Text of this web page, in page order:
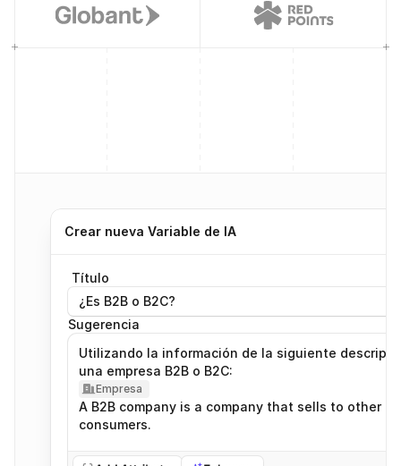
Crear nueva Variable de IA
Título
¿Es B2B o B2C?
Sugerencia
Utilizando la información de la siguiente
una empresa B2B o B2C:
Empresa
A B2B company is a company that sells to other
consumers.
Please answer either "B2B" or "B2C" giving your